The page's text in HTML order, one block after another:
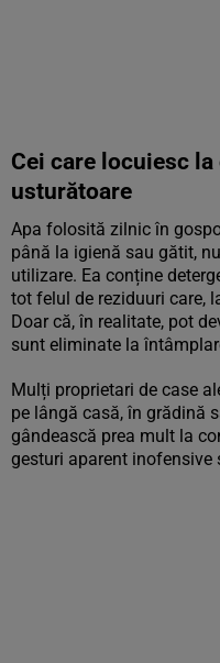
Cei care locuiesc
usturătoare
Apa folosită zilnic în
până la igienă sau gătit,
utilizare. Ea conține
tot felul de reziduuri care,
Doar că, în realitate, pot
sunt eliminate la
Mulți proprietari de case
pe lângă casă, în grădină
gândească prea mult la
gesturi aparent inofensive